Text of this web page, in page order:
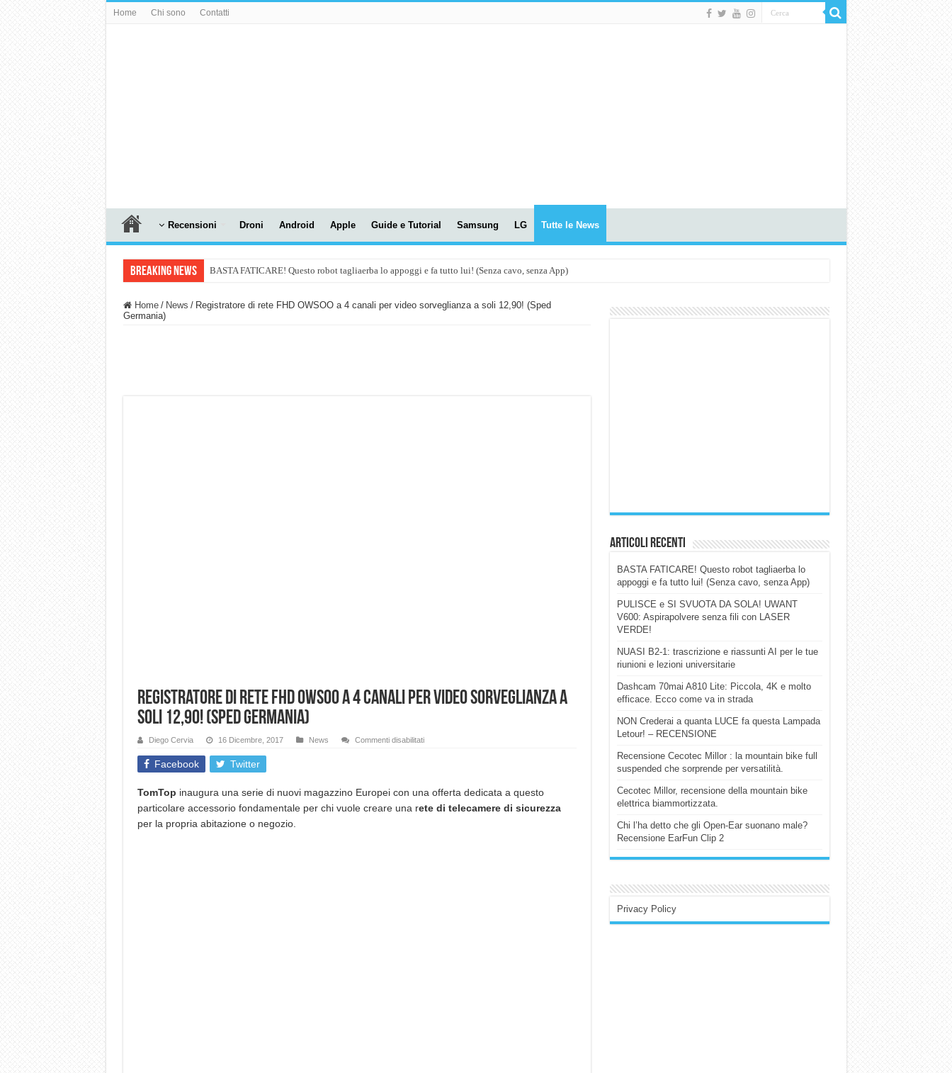
Home Chi sono Contatti
Recensioni Droni Android Apple Guide e Tutorial Samsung LG Tutte le News
Breaking News BASTA FATICARE! Questo robot tagliaerba lo appoggi e fa tutto lui! (Senza cavo, senza App)
Home / News / Registratore di rete FHD OWSOO a 4 canali per video sorveglianza a soli 12,90! (Sped
Germania)
Registratore di rete FHD OWSOO a 4 canali per video sorveglianza a
soli 12,90! (Sped Germania)
Diego Cervia 16 Dicembre, 2017 News Commenti disabilitatisu
a
4
canali
Facebook Twitter
TomTop inaugura una serie di nuovi magazzino Europei con una offerta dedicata a questo
particolare accessorio fondamentale per chi vuole creare una rete di telecamere di sicurezza
per la propria abitazione o negozio.
Articoli Recenti
BASTA FATICARE! Questo robot tagliaerba lo
appoggi e fa tutto lui! (Senza cavo, senza App)
PULISCE e SI SVUOTA DA SOLA! UWANT
V600: Aspirapolvere senza fili con LASER
VERDE!
NUASI B2-1: trascrizione e riassunti AI per le tue
riunioni e lezioni universitarie
Dashcam 70mai A810 Lite: Piccola, 4K e molto
efficace. Ecco come va in strada
NON Crederai a quanta LUCE fa questa Lampada
Letour! – RECENSIONE
Recensione Cecotec Millor : la mountain bike full
suspended che sorprende per versatilità.
Cecotec Millor, recensione della mountain bike
elettrica biammortizzata.
Chi l’ha detto che gli Open-Ear suonano male?
Recensione EarFun Clip 2
Privacy Policy